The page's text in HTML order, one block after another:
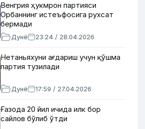
Венгрия ҳукмрон партияси
Орбаннинг истеъфосига рухсат
бермади
Дунё 23:24 / 28.04.2026
Нетаньяхуни ағдариш учун қўшма
партия тузилади
Дунё 17:59 / 27.04.2026
Ғазода 20 йил ичида илк бор
сайлов бўлиб ўтди